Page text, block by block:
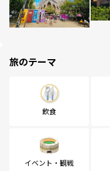
旅のテーマ
飲食
イベント・観戦